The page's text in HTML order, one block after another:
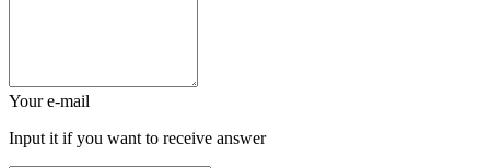
Your e-mail
Input it if you want to receive answer